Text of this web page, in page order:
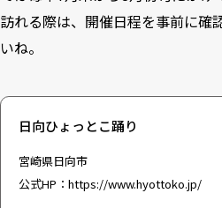
訪れる際は、開催日程を事前に確
いね。
日向ひょっとこ踊り
宮崎県日向市
公式HP： https://www.hyottoko.jp/